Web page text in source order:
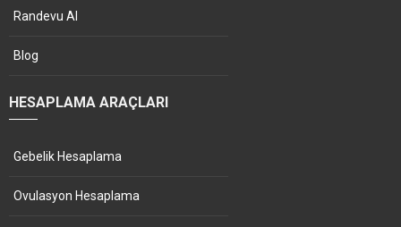
Randevu Al
Blog
HESAPLAMA ARAÇLARI
Gebelik Hesaplama
Ovulasyon Hesaplama